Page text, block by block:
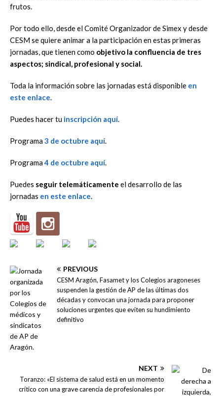
frutos.
Por todo ello, desde el Comité Organizador de Simex y desde
CESM se quiere animar a la participación en estas primeras
jornadas, que tienen como objetivo la confluencia de tres
aspectos; sindical, profesional y social.
Toda la información sobre las jornadas está disponible en
este enlace.
Puedes hacer tu inscripción aquí.
Programa3 de octubre aquí.
Programa4 de octubre aquí.
Puedes seguir telemáticamente el desarrollo de las
jornadas en este enlace.
PREVIOUS
CESM Aragón, Fasamet y los Colegios aragoneses
suspenden la gestión de AP de las últimas dos
décadas y convocan una jornada para proponer
soluciones urgentes que eviten su hundimiento
definitivo
NEXT
Toranzo: «El sistema de salud está en un momento
crítico con una grave carencia de profesionales por